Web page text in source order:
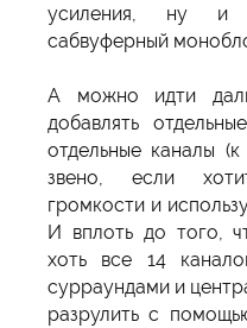
усиления, ну и
сабвуферный
А можно идти
добавлять
отдельные каналы
звено, если
громкости и
И вплоть до того,
хоть все 14
сурраундами и
разрулить с